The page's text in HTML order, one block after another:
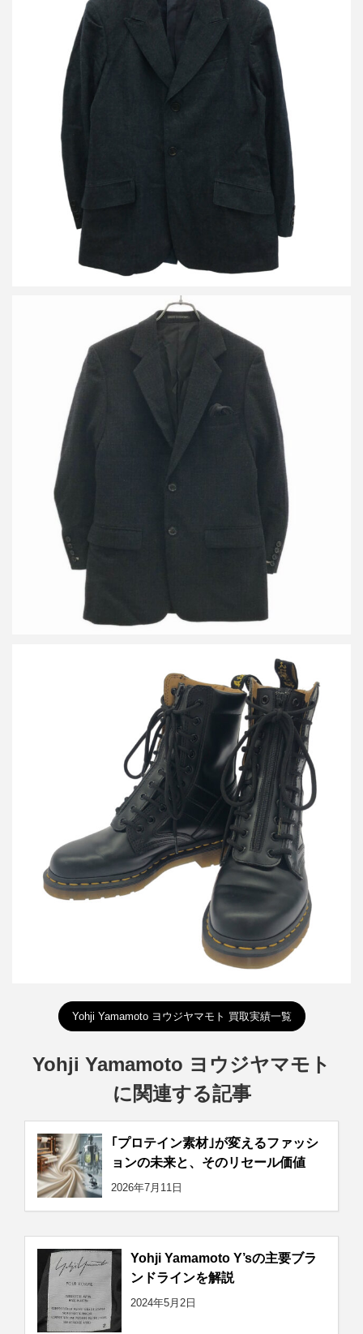
レギュレーション ヨウジヤマモト メン 15SS 2Bデニムテーラー
ドジャケット&デニムタックパンツ セットアップ
買取金額21,600円
詳しく見る
ヨウジヤマモト コスチュームドオム 14AW ウールチェックジャケ
ット&タックパンツ セットアップ
詳しく見る
ヨウジヤマモト×ドクターマーチン YY ZIP 10ホールフロントジッ
プブーツ
買取金額12,000円
詳しく見る
Yohji Yamamoto ヨウジヤマモト 買取実績一覧
Yohji Yamamoto ヨウジヤマモト
に関連する記事
｢プロテイン素材｣が変えるファッシ
ョンの未来と、そのリセール価値
2026年7月11日
Yohji Yamamoto Y’sの主要ブラ
ンドラインを解説
2024年5月2日